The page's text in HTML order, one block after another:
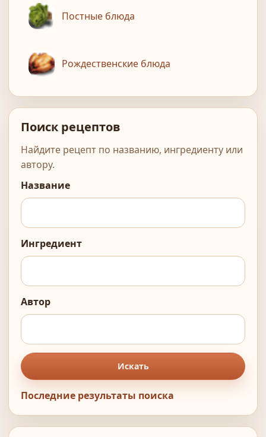
Постные блюда
Рождественские блюда
Поиск рецептов
Найдите рецепт по названию, ингредиенту или
автору.
Название
Ингредиент
Автор
Искать
Последние результаты поиска